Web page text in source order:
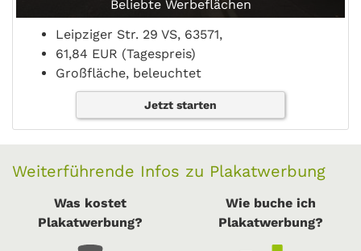
Beliebte Werbeflächen
Leipziger Str. 29 VS, 63571,
61,84 EUR (Tagespreis)
Großfläche, beleuchtet
Jetzt starten
Weiterführende Infos zu Plakatwerbung
Was kostet
Plakatwerbung?
Wie buche ich
Plakatwerbung?